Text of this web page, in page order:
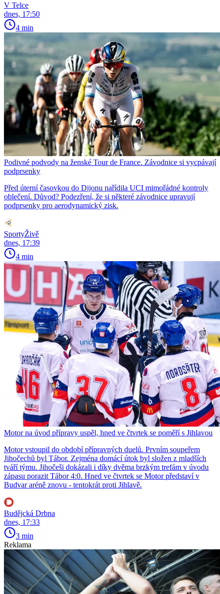
V Telce
dnes, 17:50
4 min
Podivné podvody na ženské Tour de France. Závodnice si vycpávají
podprsenky
Před úterní časovkou do Dijonu nařídila UCI mimořádné kontroly
oblečení. Důvod? Podezření, že si některé závodnice upravují
podprsenky pro aerodynamický zisk.
SportyŽivě
dnes, 17:39
4 min
Motor na úvod přípravy uspěl, hned ve čtvrtek se poměří s Jihlavou
Motor vstoupil do období přípravných duelů. Prvním soupeřem
Jihočechů byl Tábor. Zejména domácí útok byl složen z mladších
tváří týmu. Jihočeši dokázali i díky dvěma brzkým trefám v úvodu
zápasu porazit Tábor 4:0. Hned ve čtvrtek se Motor představí v
Budvar aréně znovu - tentokrát proti Jihlavě.
Budějcká Drbna
dnes, 17:33
3 min
Reklama